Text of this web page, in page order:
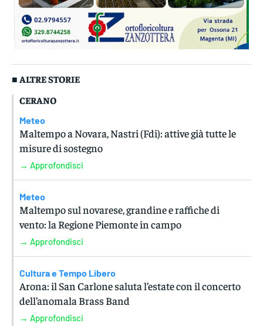
■ ALTRE STORIE
CERANO
Meteo
Maltempo a Novara, Nastri (Fdi): attive già tutte le
misure di sostegno
→ Approfondisci
Meteo
Maltempo sul novarese, grandine e raffiche di
vento: la Regione Piemonte in campo
→ Approfondisci
Cultura e Tempo Libero
Arona: il San Carlone saluta l’estate con il concerto
dell’anomala Brass Band
→ Approfondisci